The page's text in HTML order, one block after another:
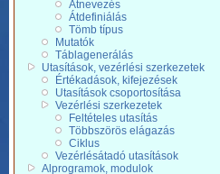
Átnevezés
Átdefiniálás
Tömb típus
Mutatók
Táblagenerálás
Utasítások, vezérlési szerkezetek
Értékadások, kifejezések
Utasítások csoportosítása
Vezérlési szerkezetek
Feltételes utasítás
Többszörös elágazás
Ciklus
Vezérlésátadó utasítások
Alprogramok, modulok